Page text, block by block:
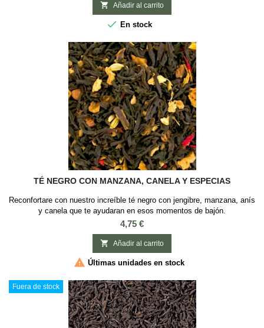
 Añadir al carrito
 En stock
TÉ NEGRO CON MANZANA, CANELA Y ESPECIAS
Reconfortare con nuestro increíble té negro con jengibre, manzana, anís
y canela que te ayudaran en esos momentos de bajón.
INGREDIENTES: Té negro, canela, jengibre, anís, manzana, hinojo
dulce, aroma y flores de cártamoSABOR: Canela, Especias y Manzana
Precio
4,75 €
 Añadir al carrito
 Últimas unidades en stock
Fuera de stock